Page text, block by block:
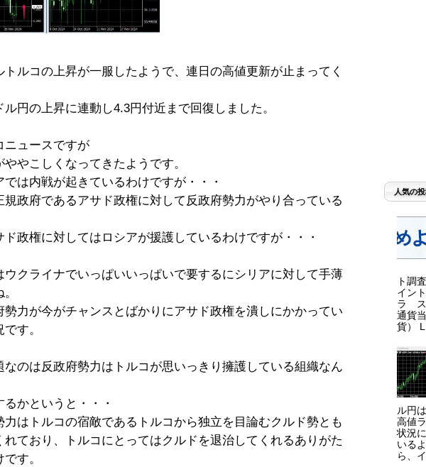
トルコの上昇が一服したようで、連日の高値更新が止まってく
ル円の上昇に連動し4.3円付近まで回復しました。
ニュースですが
ややこしくなってきたようです。
は内戦が起きているわけですが・・・
規政府であるアサド政権に対して反政府勢力がやり合っている
ド政権に対してはロシアが援護しているわけですが・・・
ウクライナでいっぱいいっぱいで要するにシリアに対して手薄
勢力が今がチャンスとばかりにアサド政権を潰しにかかってい
す。
なのは反政府勢力はトルコが思いっきり擁護している組織なん
かというと・・・
力はトルコの宿敵であるトルコから独立を目論むクルド勢とも
れており、トルコにとってはクルドを退治してくれるありがた
す。
人気の
ト調
イン
ラ ス
通貨
貨）
ル円
高値
状況
いる
ら、